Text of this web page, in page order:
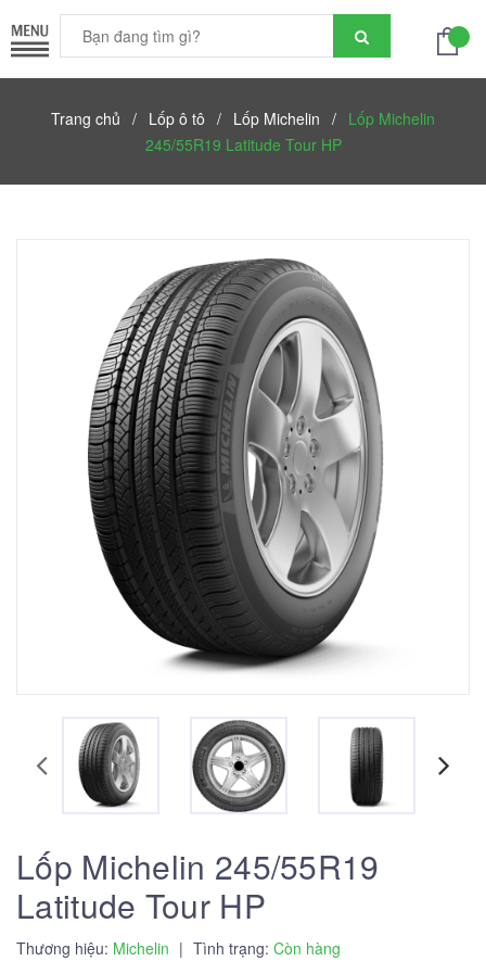
Trang chủ / Lốp ô tô / Lốp Michelin / Lốp Michelin
245/55R19 Latitude Tour HP
Lốp Michelin 245/55R19
Latitude Tour HP
Thương hiệu: Michelin | Tình trạng: Còn hàng